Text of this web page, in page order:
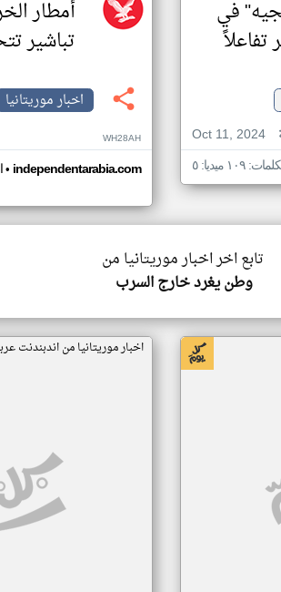
في
تفاعلاً
Oct 11, 2024
١٠٩ ميديا: ٥
أمطار
تباشير
اخبار موريتانيا
WH28AH
• independentarabia.com
تابع اخر اخبار موريتانيا من
وطن يغرد خارج السرب
اخبار موريتانيا من اندبندنت